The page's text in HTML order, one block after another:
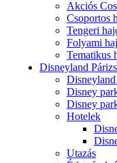
Akciós
Csoportos
Tengeri
Folyami
Tematikus
Disneyland Párizs
Disneyland
Disney
Disney
Hotelek
Utazás